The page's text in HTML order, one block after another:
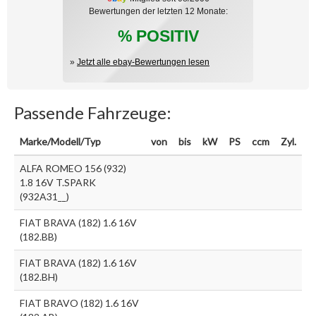
Bewertungen der letzten 12 Monate:
% POSITIV
» Jetzt alle ebay-Bewertungen lesen
Passende Fahrzeuge:
Marke/Modell/Typ von bis kW PS ccm Zyl.
ALFA ROMEO 156 (932)
1.8 16V T.SPARK
(932A31__)
FIAT BRAVA (182) 1.6 16V
(182.BB)
FIAT BRAVA (182) 1.6 16V
(182.BH)
FIAT BRAVO (182) 1.6 16V